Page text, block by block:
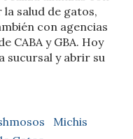
salud de gatos,
con agencias
CABA y GBA. Hoy
sucursal y abrir su
Michis